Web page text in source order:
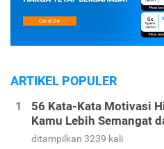
ARTIKEL POPULER
56 Kata-Kata Motivasi
Kamu Lebih Semangat
ditampilkan 3239 kali